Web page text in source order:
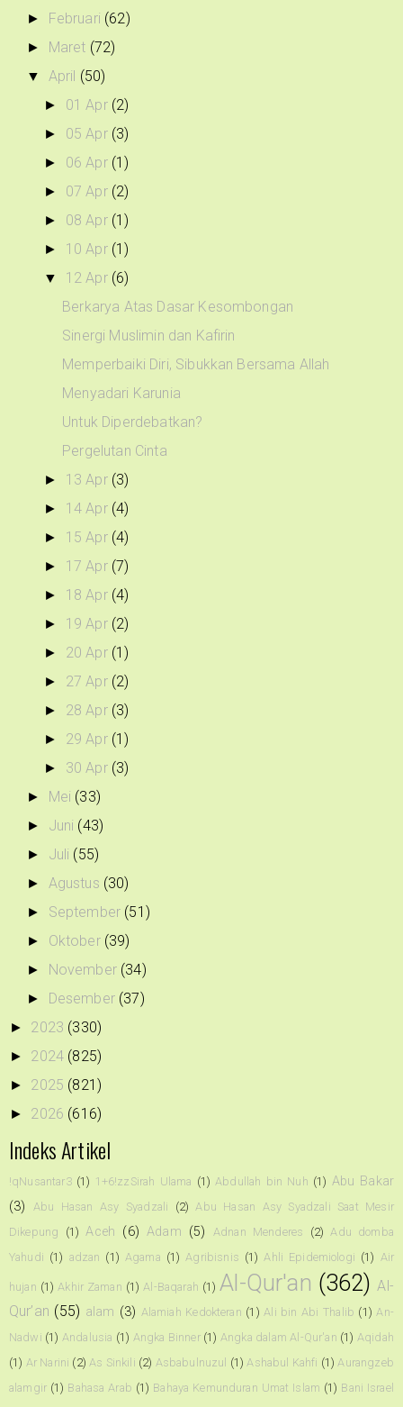
► Februari (62)
► Maret (72)
▼ April (50)
► 01 Apr (2)
► 05 Apr (3)
► 06 Apr (1)
► 07 Apr (2)
► 08 Apr (1)
► 10 Apr (1)
▼ 12 Apr (6)
Berkarya Atas Dasar Kesombongan
Sinergi Muslimin dan Kafirin
Memperbaiki Diri, Sibukkan Bersama Allah
Menyadari Karunia
Untuk Diperdebatkan?
Pergelutan Cinta
► 13 Apr (3)
► 14 Apr (4)
► 15 Apr (4)
► 17 Apr (7)
► 18 Apr (4)
► 19 Apr (2)
► 20 Apr (1)
► 27 Apr (2)
► 28 Apr (3)
► 29 Apr (1)
► 30 Apr (3)
► Mei (33)
► Juni (43)
► Juli (55)
► Agustus (30)
► September (51)
► Oktober (39)
► November (34)
► Desember (37)
► 2023 (330)
► 2024 (825)
► 2025 (821)
► 2026 (616)
Indeks Artikel
!qNusantar3 (1) 1+6!zzSirah Ulama (1) Abdullah bin Nuh (1) Abu Bakar
(3)
Abu Hasan Asy Syadzali (2) Abu Hasan Asy Syadzali Saat Mesir
Dikepung
(1) Aceh (6) Adam (5) Adnan Menderes (2) Adu domba
Yahudi (1) adzan (1) Agama (1) Agribisnis (1) Ahli Epidemiologi (1) Air
hujan (1) Akhir Zaman (1) Al-Baqarah (1) Al-Qur'an (362) Al-
Qur’an (55) alam (3) Alamiah Kedokteran (1) Ali bin Abi Thalib (1) An-
Nadwi (1) Andalusia (1) Angka Binner (1) Angka dalam Al-Qur'an (1) Aqidah
(1) Ar Narini (2) As Sinkili (2) Asbabulnuzul (1) Ashabul Kahfi (1) Aurangzeb
alamgir (1) Bahasa Arab (1) Bahaya Kemunduran Umat Islam (1) Bani Israel